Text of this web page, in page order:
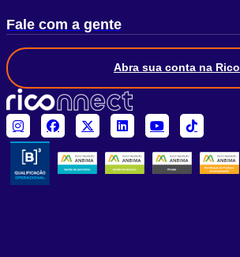
Fale com a gente
Abra sua conta na Rico